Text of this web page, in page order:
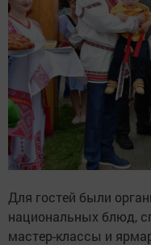
Для гостей были
национальных блюд,
мастер-классы и